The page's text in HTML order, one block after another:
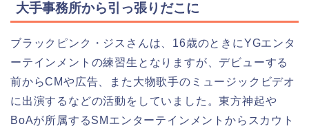
大手事務所から引っ張りだこに
ブラックピンク・ジスさんは、16歳のときにYGエンタ
ーテインメントの練習生となりますが、デビューする
前からCMや広告、また大物歌手のミュージックビデオ
に出演するなどの活動をしていました。東方神起や
BoAが所属するSMエンターテインメントからスカウト